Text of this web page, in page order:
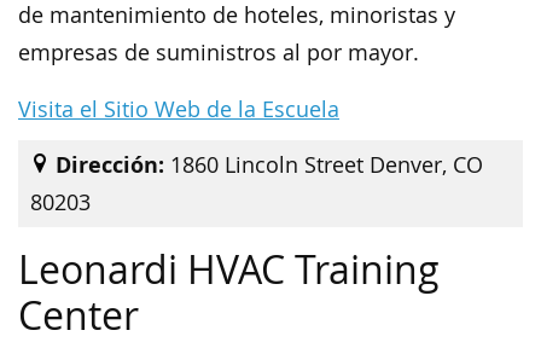
de mantenimiento de hoteles, minoristas y
empresas de suministros al por mayor.
Visita el Sitio Web de la Escuela
Dirección: 1860 Lincoln Street Denver, CO
80203
Leonardi HVAC Training
Center